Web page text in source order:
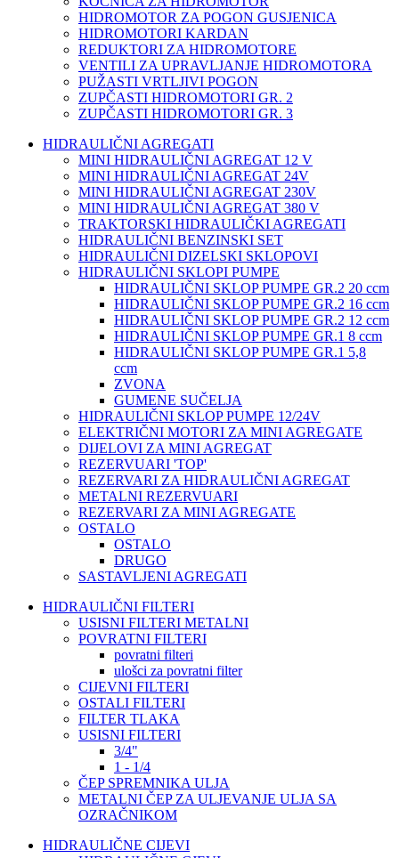
HIDROMOTOR ZA POGON GUSJENICA
HIDROMOTORI KARDAN
REDUKTORI ZA HIDROMOTORE
VENTILI ZA UPRAVLJANJE HIDROMOTORA
PUŽASTI VRTLJIVI POGON
ZUPČASTI HIDROMOTORI GR. 2
ZUPČASTI HIDROMOTORI GR. 3
HIDRAULIČNI AGREGATI
MINI HIDRAULIČNI AGREGAT 12 V
MINI HIDRAULIČNI AGREGAT 24V
MINI HIDRAULIČNI AGREGAT 230V
MINI HIDRAULIČNI AGREGAT 380 V
TRAKTORSKI HIDRAULIČKI AGREGATI
HIDRAULIČNI BENZINSKI SET
HIDRAULIČNI DIZELSKI SKLOPOVI
HIDRAULIČNI SKLOPI PUMPE
HIDRAULIČNI SKLOP PUMPE GR.2 20 ccm
HIDRAULIČNI SKLOP PUMPE GR.2 16 ccm
HIDRAULIČNI SKLOP PUMPE GR.2 12 ccm
HIDRAULIČNI SKLOP PUMPE GR.1 8 ccm
HIDRAULIČNI SKLOP PUMPE GR.1 5,8
ccm
ZVONA
GUMENE SUČELJA
HIDRAULIČNI SKLOP PUMPE 12/24V
ELEKTRIČNI MOTORI ZA MINI AGREGATE
DIJELOVI ZA MINI AGREGAT
REZERVUARI 'TOP'
REZERVARI ZA HIDRAULIČNI AGREGAT
METALNI REZERVUARI
REZERVARI ZA MINI AGREGATE
OSTALO
OSTALO
DRUGO
SASTAVLJENI AGREGATI
HIDRAULIČNI FILTERI
USISNI FILTERI METALNI
POVRATNI FILTERI
povratni filteri
ulošci za povratni filter
CIJEVNI FILTERI
OSTALI FILTERI
FILTER TLAKA
USISNI FILTERI
3/4"
1 - 1/4
ČEP SPREMNIKA ULJA
METALNI ČEP ZA ULJEVANJE ULJA SA
OZRAČNIKOM
HIDRAULIČNE CIJEVI